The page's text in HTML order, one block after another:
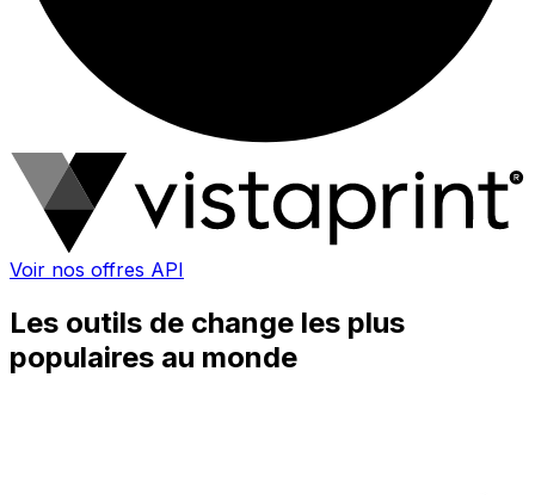
Voir nos offres API
Les outils de change les plus
populaires au monde